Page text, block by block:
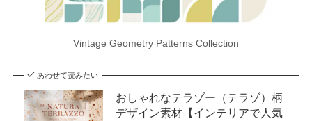
Vintage Geometry Patterns Collection
あわせて読みたい
おしゃれなテラゾー（テラゾ）柄
デザイン素材【インテリアで人気